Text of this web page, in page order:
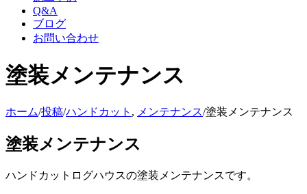
Q&A
ブログ
お問い合わせ
塗装メンテナンス
ホーム/投稿/ハンドカット , メンテナンス/塗装メンテナンス
塗装メンテナンス
ハンドカットログハウスの塗装メンテナンスです。